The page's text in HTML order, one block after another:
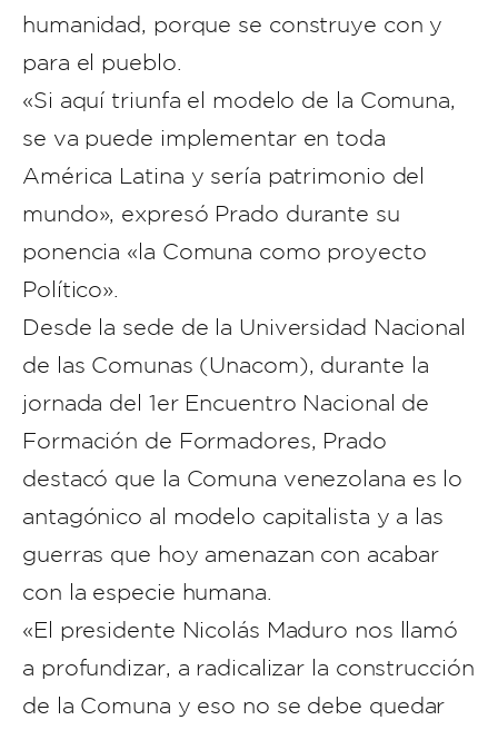
humanidad, porque se construye con y
para el pueblo.
«Si aquí triunfa el modelo de la Comuna,
se va puede implementar en toda
América Latina y sería patrimonio del
mundo», expresó Prado durante su
ponencia «la Comuna como proyecto
Político».
Desde la sede de la Universidad Nacional
de las Comunas (Unacom), durante la
jornada del 1er Encuentro Nacional de
Formación de Formadores, Prado
destacó que la Comuna venezolana es lo
antagónico al modelo capitalista y a las
guerras que hoy amenazan con acabar
con la especie humana.
«El presidente Nicolás Maduro nos llamó
a profundizar, a radicalizar la construcción
de la Comuna y eso no se debe quedar